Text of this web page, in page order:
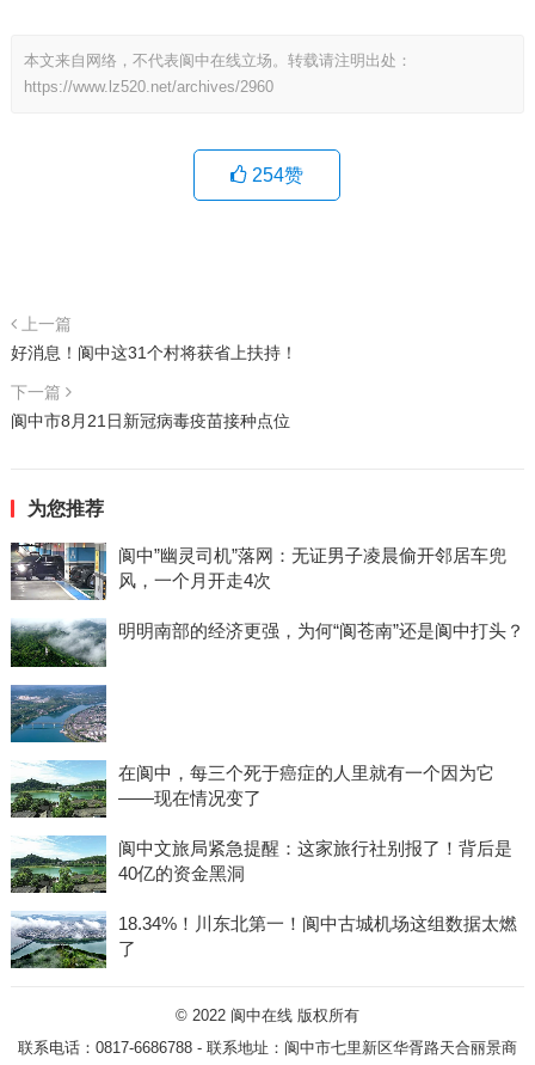
本文来自网络，不代表阆中在线立场。转载请注明出处：
https://www.lz520.net/archives/2960
254赞
上一篇
好消息！阆中这31个村将获省上扶持！
下一篇
阆中市8月21日新冠病毒疫苗接种点位
为您推荐
阆中”幽灵司机”落网：无证男子凌晨偷开邻居车兜
风，一个月开走4次
明明南部的经济更强，为何“阆苍南”还是阆中打头？
在阆中，每三个死于癌症的人里就有一个因为它
——现在情况变了
阆中文旅局紧急提醒：这家旅行社别报了！背后是
40亿的资金黑洞
18.34%！川东北第一！阆中古城机场这组数据太燃
了
© 2022 阆中在线版权所有
联系电话：0817-6686788 - 联系地址：阆中市七里新区华胥路天合丽景商